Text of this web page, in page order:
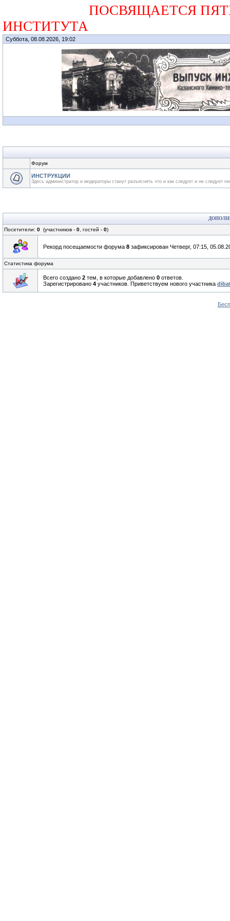
ПОСВЯЩАЕТСЯ
ИНСТИТУТА
Суббота, 08.08.2026, 19:02
Форум
ИНСТРУКЦИИ
Здесь администратор и модераторы станут разъяснять что и как следует и не следует
Посетители: 0 (участников - 0 , гостей - 0)
Рекорд посещаемости форума 8 зафиксирован Четверг, 07:15,
Статистика форума
Всего создано 2 тем, в которые добавлено 0 ответов.
Зарегистрировано 4 участников. Приветствуем нового участника